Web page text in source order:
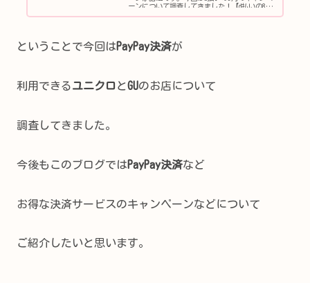
ーンについて調査してきました！【d払いの8
月】コンビニでd払い決済が20％還元？キャン
ということで今回はPayPay決済が
利用できるユニクロとGUのお店について
調査してきました。
今後もこのブログではPayPay決済など
お得な決済サービスのキャンペーンなどについて
ご紹介したいと思います。